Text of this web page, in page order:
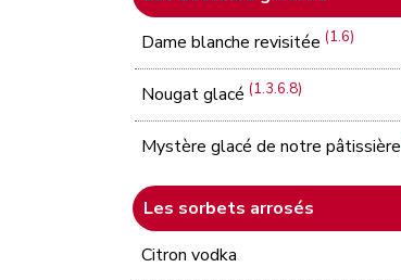
Dame blanche revisitée (1.6)
Nougat glacé (1.3.6.8)
Mystère glacé de notre pâtissière
Les sorbets arrosés
Citron vodka